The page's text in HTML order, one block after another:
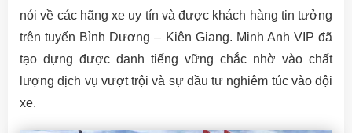
nói về các hãng xe uy tín và được khách hàng tin tưởng
trên tuyến Bình Dương – Kiên Giang. Minh Anh VIP đã
tạo dựng được danh tiếng vững chắc nhờ vào chất
lượng dịch vụ vượt trội và sự đầu tư nghiêm túc vào đội
xe.